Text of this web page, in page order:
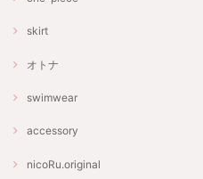
skirt
オトナ
swimwear
accessory
nicoRu.original